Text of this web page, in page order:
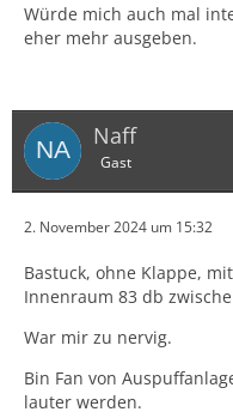
Würde mich auch mal
eher mehr ausgeben.
Naff
Gast
2. November 2024 um 15:32
Bastuck, ohne Klappe,
Innenraum 83 db
War mir zu nervig.
Bin Fan von
lauter werden.